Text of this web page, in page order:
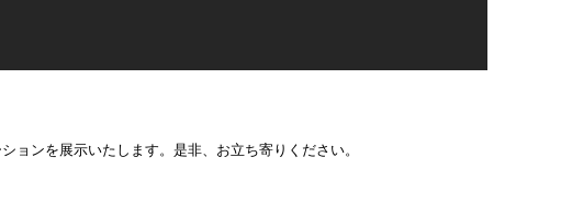
ョンを展示いたします。是非、お立ち寄りください。